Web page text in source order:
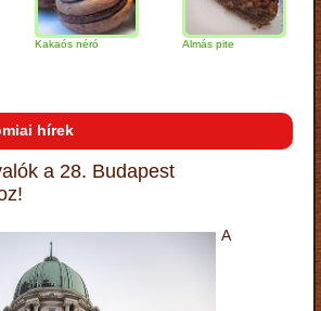
Kakaós néró Almás pite
hírek
a 28. Budapest
A